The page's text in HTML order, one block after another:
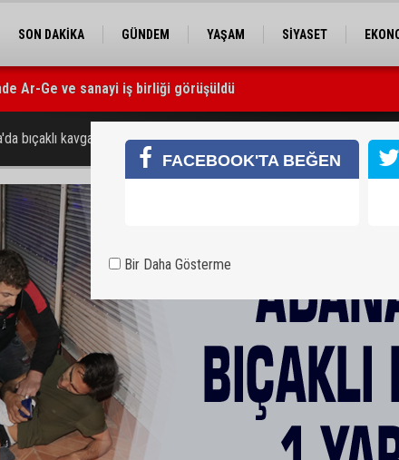
SON DAKİKA GÜNDEM YAŞAM SİYASET
Ar-Ge ve sanayi iş birliği görüşüldü
sıkı denetim
bıçaklı kavga: 1 yaralı
FACEBOOK'TA BEĞEN
Bir Daha Gösterme